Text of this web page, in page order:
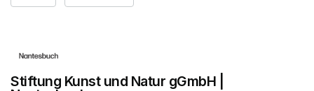
Stiftung Kunst und Natur gGmbH |